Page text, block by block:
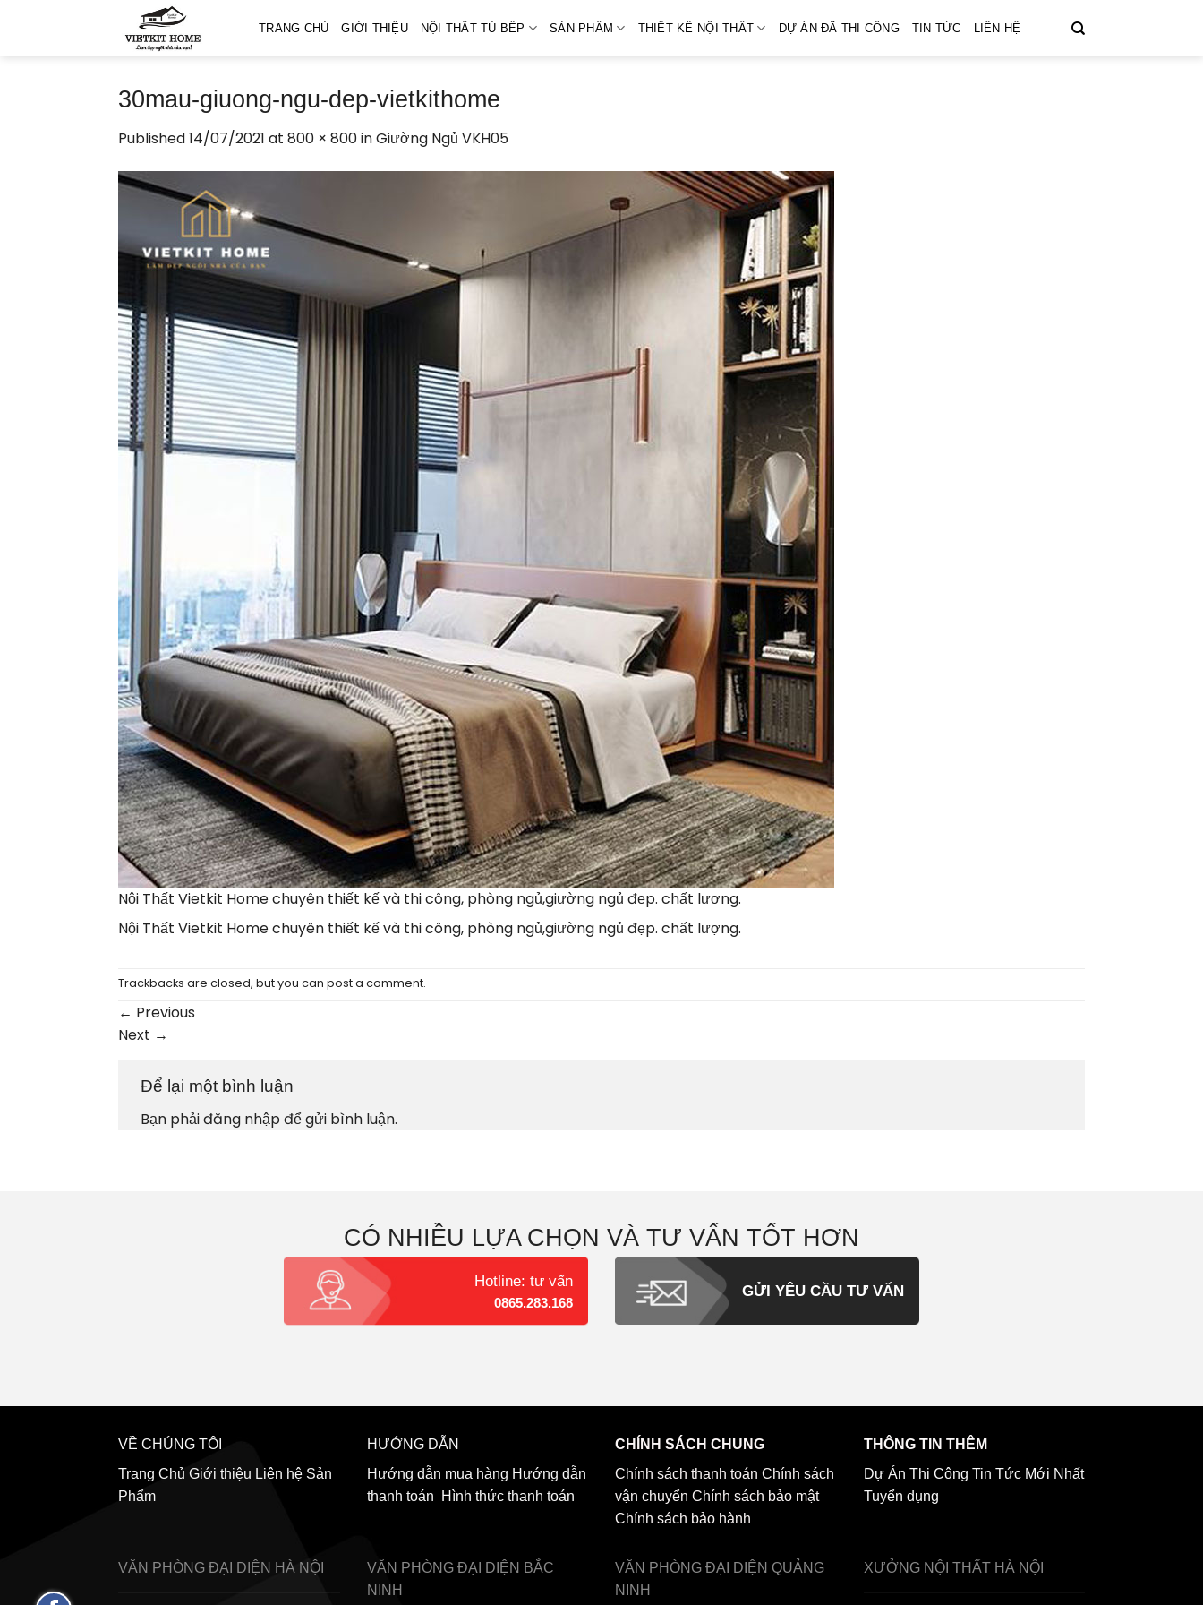
TRANG CHỦ GIỚI THIỆU NỘI THẤT TỦ BẾP SẢN PHẨM THIẾT KẾ NỘI THẤT DỰ ÁN ĐÃ THI CÔNG TIN TỨC LIÊN HỆ
30mau-giuong-ngu-dep-vietkithome
Published14/07/2021 at 800 × 800inGiường Ngủ VKH05
Nội Thất Vietkit Home chuyên thiết kế và thi công, phòng ngủ,giường ngủ đẹp. chất lượng.
Nội Thất Vietkit Home chuyên thiết kế và thi công, phòng ngủ,giường ngủ đẹp. chất lượng.
Trackbacks are closed, but you can post a comment.
← Previous
Next →
Để lại một bình luận
Bạn phảiđăng nhậpđể gửi bình luận.
CÓ NHIỀU LỰA CHỌN VÀ TƯ VẤN TỐT HƠN
Hotline: tư vấn
0865.283.168
GỬI YÊU CẦU TƯ VẤN
VỀ CHÚNG TÔI
Trang Chủ Giới thiệu Liên hệ Sản
Phẩm
HƯỚNG DẪN
Hướng dẫn mua hàng Hướng dẫn
thanh toán
Hình thức thanh toán
CHÍNH SÁCH CHUNG
Chính sách thanh toán Chính sách
vận chuyển Chính sách bảo mật
Chính sách bảo hành
THÔNG TIN THÊM
Dự Án Thi Công Tin Tức Mới Nhất
Tuyển dụng
VĂN PHÒNG ĐẠI DIỆN HÀ NỘI VĂN PHÒNG ĐẠI DIỆN BẮC
NINH
VĂN PHÒNG ĐẠI DIỆN QUẢNG
NINH
XƯỞNG NỘI THẤT HÀ NỘI